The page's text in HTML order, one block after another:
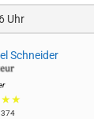
Uhr
Schneider
374